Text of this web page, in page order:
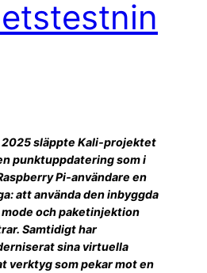
släppte Kali‑projektet
punktuppdatering som i
Pi‑användare en
att använda den inbyggda
och paketinjektion
Samtidigt har
sina virtuella
verktyg som pekar mot en